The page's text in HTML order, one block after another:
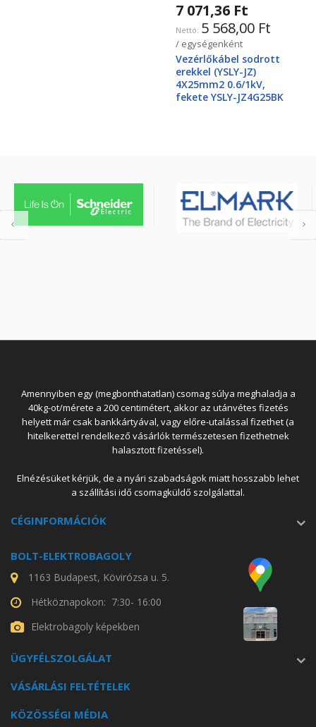
7 071,36 Ft
5 568,00 Ft
/ egységenként
Vezérlőkábel sodrott
erekkel (YSLY-JZ)
4X25mm2 0.6/1kV,
fekete YSLY-JZ4G25BK
Amennyiben egy (megbonthatatlan) csomag súlya meghaladja a
40kg-ot/mérete a 200 centimétert, akkor az utánvétes fizetés
helyett már csak bankkártyával, vagy előre-utalással fizethet (a
hitelkerettel rendelkező vásárlók természetesen fizethetnek
halasztott fizetéssel).
Elnézésüket kérjük, de a nyári szabadságok miatt hosszabb lehet
a szállítási idő csomagküldő szolgálattal.
CÉGINFORMÁCIÓK
BOLT-ELEKTROBAGOLY
1163 Budapest, Kövirózsa u. 5.
Hétköznapokon: 7:30- 16:00
Elektrobagoly képekben
ÜGYFÉLSZOLGÁLAT
VÁSÁRLÁSI FELTÉTELEK
KÖZÖSSÉGI MÉDIA